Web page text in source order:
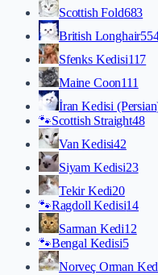
Scottish Fold683
British Longhair
Sfenks Kedisi117
Maine Coon111
İran Kedisi
🐾Scottish Straight48
Van Kedisi42
Siyam Kedisi23
Tekir Kedi20
🐾Ragdoll Kedisi14
Sarman Kedi12
🐾Bengal Kedisi5
Norveç Orman